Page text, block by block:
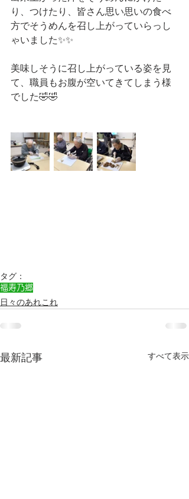
り、つけたり、皆さん思い思いの食べ
方でそうめんを召し上がっていらっし
ゃいました✨✨
美味しそうに召し上がっている姿を見
て、職員もお腹が空いてきてしまう様
でした🤣🤣
タグ：
福寿乃郷
日々のあれこれ
最新記事 すべて表示